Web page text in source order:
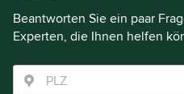
Beantworten Sie ein paar
Experten, die Ihnen helfen